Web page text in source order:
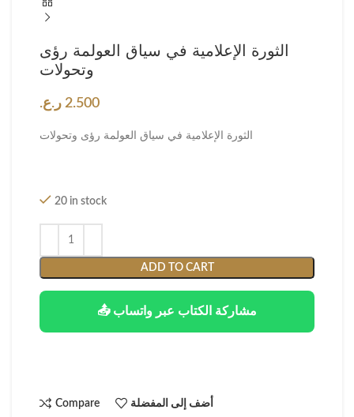
الثورة الإعلامية في سياق العولمة رؤى
وتحولات
2.500 ر.ع.
الثورة الإعلامية في سياق العولمة رؤى وتحولات
20 in stock
ADD TO CART
📤 مشاركة الكتاب عبر واتساب
Compare أضف إلى المفضلة